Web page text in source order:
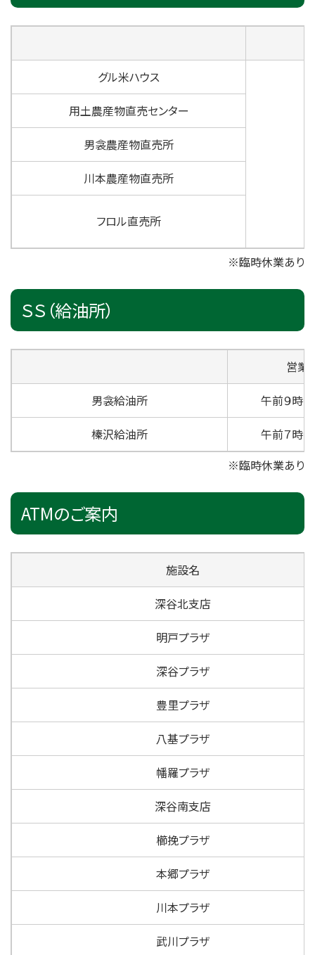
グル米ハウス
用土農産物直売センター
男衾農産物直売所
川本農産物直売所
フロル直売所
※臨時休業あり
ＳＳ（給油所）
営業
男衾給油所
午前９時
榛沢給油所
午前７時
※臨時休業あり
ATMのご案内
施設名
深谷北支店
明戸プラザ
深谷プラザ
豊里プラザ
八基プラザ
幡羅プラザ
深谷南支店
櫛挽プラザ
本郷プラザ
川本プラザ
武川プラザ